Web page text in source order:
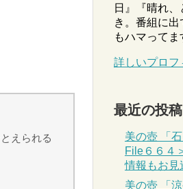
えられる
日』『晴れ
き。番組に
もハマってま
詳しいプロフ
最近の投稿
美の壺 「
File６６４
情報もお見
美の壺 「